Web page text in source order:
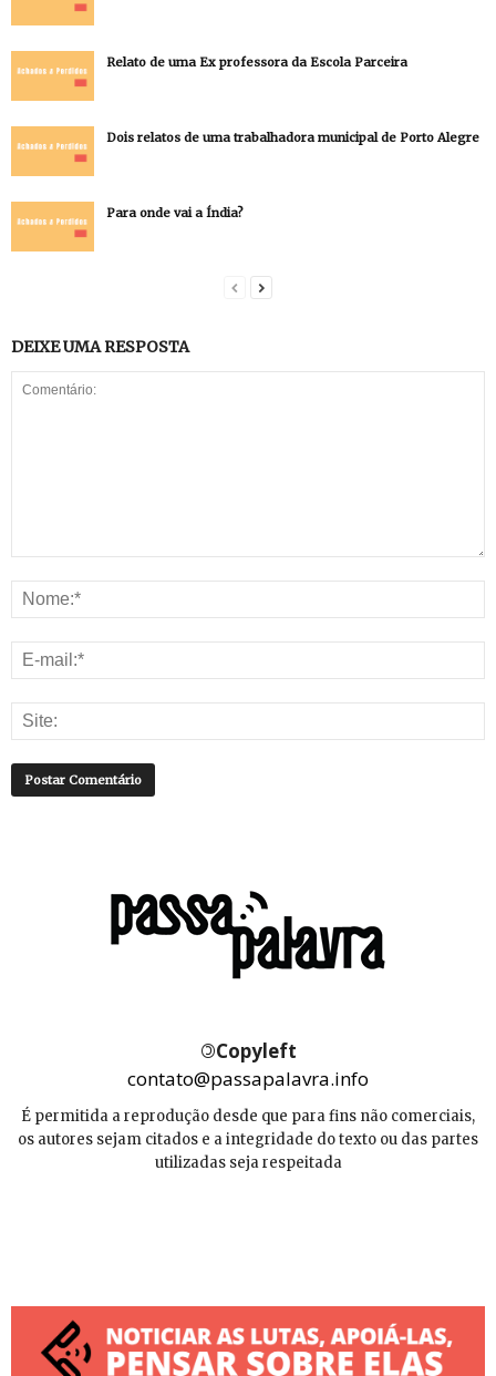
Relato de uma Ex professora da Escola Parceira
Dois relatos de uma trabalhadora municipal de Porto Alegre
Para onde vai a Índia?
DEIXE UMA RESPOSTA
©Copyleft
contato@passapalavra.info
É permitida a reprodução desde que para fins não comerciais,
os autores sejam citados e a integridade do texto ou das partes
utilizadas seja respeitada